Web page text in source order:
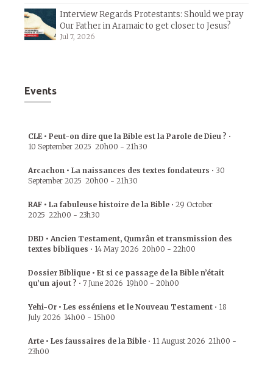
Interview Regards Protestants: Should we pray
Our Father in Aramaic to get closer to Jesus?
Jul 7, 2026
Events
CLE • Peut-on dire que la Bible est la Parole de Dieu ? •
10 September 2025 20h00 - 21h30
Arcachon • La naissances des textes fondateurs • 30
September 2025 20h00 - 21h30
RAF • La fabuleuse histoire de la Bible • 29 October
2025 22h00 - 23h30
DBD • Ancien Testament, Qumrân et transmission des
textes bibliques • 14 May 2026 20h00 - 22h00
Dossier Biblique • Et si ce passage de la Bible n’était
qu’un ajout ? • 7 June 2026 19h00 - 20h00
Yehi-Or • Les esséniens et le Nouveau Testament • 18
July 2026 14h00 - 15h00
Arte • Les faussaires de la Bible • 11 August 2026 21h00 -
23h00